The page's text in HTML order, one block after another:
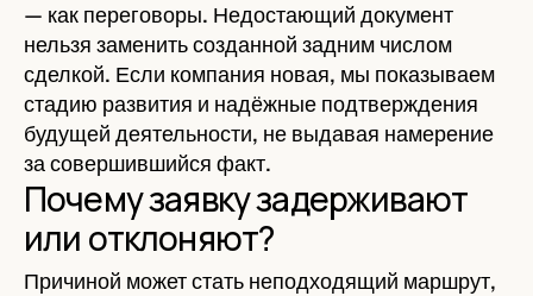
— как переговоры. Недостающий документ
нельзя заменить созданной задним числом
сделкой. Если компания новая, мы показываем
стадию развития и надёжные подтверждения
будущей деятельности, не выдавая намерение
за совершившийся факт.
Почему заявку задерживают
или отклоняют?
Причиной может стать неподходящий маршрут,